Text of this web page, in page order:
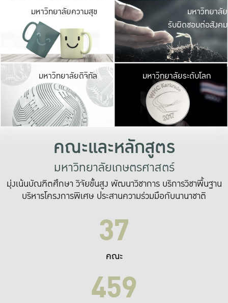
มหาวิทยาลัยความสุข มหาวิ
ค
เปิดประ
และพบเรื่องราวใ
มหาวิทยาลัย
รับผิดชอบต่อสังคม
มหาวิทยาลัยดิจิทัล มหาวิ
เปลี่ยนแปลง แล
เพื่อทำง
ระบบสารสนเทศ
มหาวิทยาลัยระดับโลก
คณะและหลักสูตร
มหาวิทยาลัยเกษตรศาสตร์
มุ่งเน้นบัณฑิตศึกษา วิจัยขั้นสูง พัฒนาวิชาการ บริการวิชาพื้นฐาน
บริหารโครงการพิเศษ ประสานความร่วมมือกับนานาชาติ
37
คณะ
459